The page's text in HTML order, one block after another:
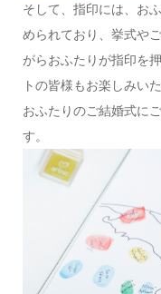
そして、指印には、お
められており、挙式や
がらおふたりが指印を
トの皆様もお楽しみい
おふたりのご結婚式に
す。